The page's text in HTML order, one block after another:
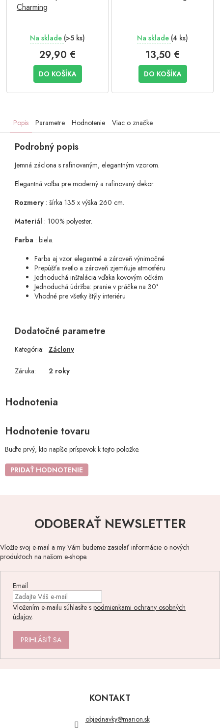
Charming
Na sklade (>5 ks)
29,90 €
DO KOŠÍKA
Na sklade (4 ks)
13,50 €
DO KOŠÍKA
Popis Parametre Hodnotenie Viac o značke
Podrobný popis
Jemná záclona s rafinovaným, elegantným vzorom.
Elegantná voľba pre moderný a rafinovaný dekor.
Rozmery : šírka 135 x výška 260 cm.
Materiál : 100% polyester.
Farba : biela.
Farba aj vzor elegantné a zároveň výnimočné
Prepúšťa svetlo a zároveň zjemňuje atmosféru
Jednoduchá inštalácia vďaka kovovým očkám
Jednoduchá údržba: pranie v práčke na 30°
Vhodné pre všetky štýly interiéru
Dodatočné parametre
Kategória: Záclony
Záruka: 2 roky
Hodnotenie tovaru
Buďte prvý, kto napíše príspevok k tejto položke.
PRIDAŤ HODNOTENIE
ODOBERAŤ NEWSLETTER
Vložte svoj e-mail a my Vám budeme zasielať informácie o nových
produktoch na našom e-shope.
Email
Vložením e-mailu súhlasíte s podmienkami ochrany osobných
údajov.
PRIHLÁSIŤ SA
KONTAKT
objednavky@marion.sk